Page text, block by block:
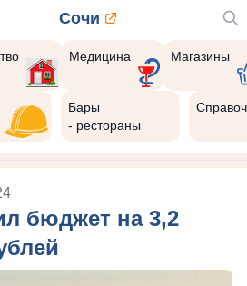
Сочи
Медицина Магазины
Бары
- рестораны
бюджет на 3,2